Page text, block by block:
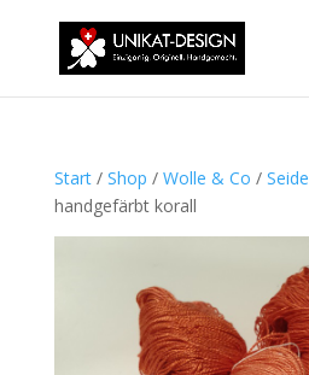
Start/ Shop / Wolle & Co / Seide
handgefärbt korall